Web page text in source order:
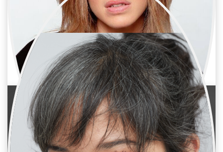
Cristina Mediero
Cine / Reparto
Actriz